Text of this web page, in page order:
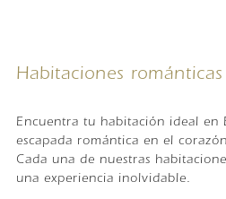
Habitaciones
Encuentra tu habitación ideal en
escapada romántica en el
Cada una de nuestras
una experiencia inolvidable.